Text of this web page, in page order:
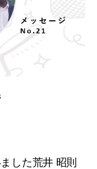
した荒井 昭則